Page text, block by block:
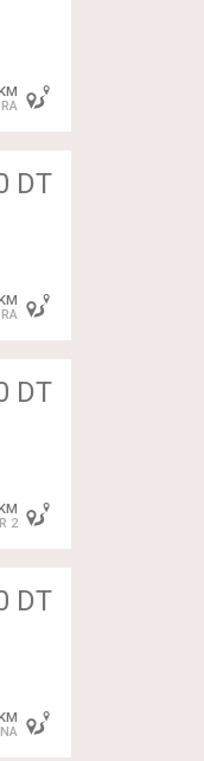
DT
DT
2
DT